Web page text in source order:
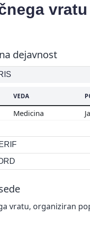
vratu
dejavnost
VEDA
Medicina
vratu, organiziran